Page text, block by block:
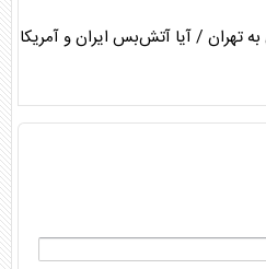
تهران / آیا آتش‌بس ایران و آمریکا